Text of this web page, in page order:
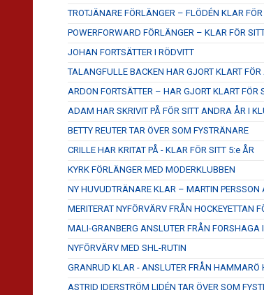
TROTJÄNARE FÖRLÄNGER – FLÖDÉN KLAR
POWERFORWARD FÖRLÄNGER – KLAR FÖR
JOHAN FORTSÄTTER I RÖDVITT
TALANGFULLE BACKEN HAR GJORT KLART
ARDON FORTSÄTTER – HAR GJORT KLART FÖR
ADAM HAR SKRIVIT PÅ FÖR SITT ANDRA ÅR I
BETTY REUTER TAR ÖVER SOM FYSTRÄNARE
CRILLE HAR KRITAT PÅ - KLAR FÖR SITT 5:e ÅR
KYRK FÖRLÄNGER MED MODERKLUBBEN
NY HUVUDTRÄNARE KLAR – MARTIN
MERITERAT NYFÖRVÄRV FRÅN HOCKEYETTAN
MALI-GRANBERG ANSLUTER FRÅN FORSHAGA
NYFÖRVÄRV MED SHL-RUTIN
GRANRUD KLAR - ANSLUTER FRÅN HAMMARÖ
ASTRID IDERSTRÖM LIDÉN TAR ÖVER SOM